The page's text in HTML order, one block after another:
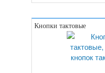
Кнопки тактовые